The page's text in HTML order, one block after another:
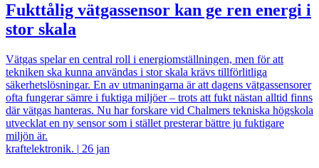
Fukttålig vätgassensor kan ge ren energi i
stor skala
Vätgas spelar en central roll i energiomställningen, men för att
tekniken ska kunna användas i stor skala krävs tillförlitliga
säkerhetslösningar. En av utmaningarna är att dagens vätgassensorer
ofta fungerar sämre i fuktiga miljöer – trots att fukt nästan alltid finns
där vätgas hanteras. Nu har forskare vid Chalmers tekniska högskola
utvecklat en ny sensor som i stället presterar bättre ju fuktigare
miljön är.
kraftelektronik. | 26 jan